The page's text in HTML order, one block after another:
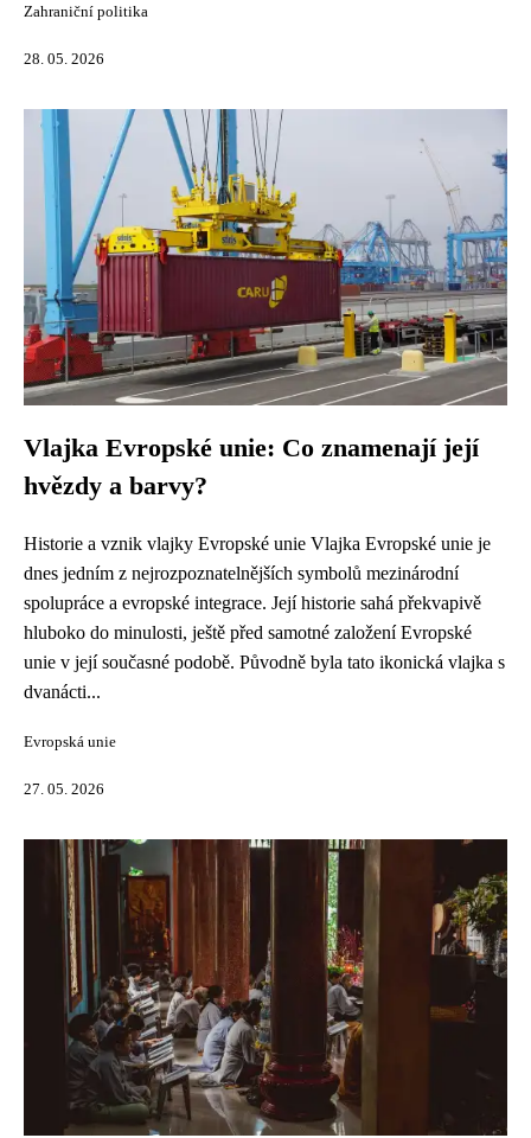
Zahraniční politika
28. 05. 2026
Vlajka Evropské unie: Co znamenají její
hvězdy a barvy?
Historie a vznik vlajky Evropské unie Vlajka Evropské unie je
dnes jedním z nejrozpoznatelnějších symbolů mezinárodní
spolupráce a evropské integrace. Její historie sahá překvapivě
hluboko do minulosti, ještě před samotné založení Evropské
unie v její současné podobě. Původně byla tato ikonická vlajka s
dvanácti...
Evropská unie
27. 05. 2026